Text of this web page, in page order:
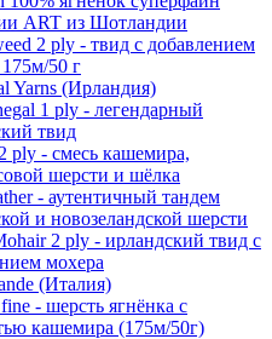
ART из Шотландии
2 ply - твид с добавлением
175м/50 г
Yarns (Ирландия)
1 ply - легендарный
твид
ply - смесь кашемира,
шерсти и шёлка
- аутентичный тандем
и новозеландской шерсти
2 ply - ирландский твид с
мохера
(Италия)
- шерсть ягнёнка с
кашемира (175м/50г)